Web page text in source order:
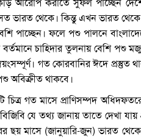
আরোপ করাতে সুফল পাচ্ছেন
ভারত থেকে। কিন্তু এখন ভারত
পাচ্ছেন। ফলে পশু পালনে
বর্তমানে চাহিদার তুলনায় বেশি
গত কোরবানির ঈদে প্রস্তুত
অবিক্রীত থাকবে।
গত মাসে প্রাণিসম্পদ
বিজিবি যে তথ্য জানায় তাতে দেখা
ছয় মাসে (জানুয়ারি-জুন) ভারত